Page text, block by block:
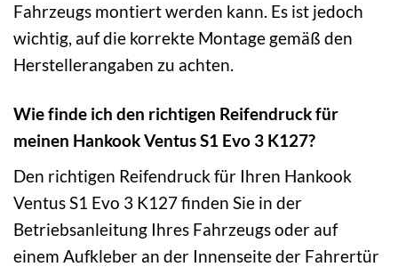
Fahrzeugs montiert werden kann. Es ist jedoch
wichtig, auf die korrekte Montage gemäß den
Herstellerangaben zu achten.
Wie finde ich den richtigen Reifendruck für
meinen Hankook Ventus S1 Evo 3 K127?
Den richtigen Reifendruck für Ihren Hankook
Ventus S1 Evo 3 K127 finden Sie in der
Betriebsanleitung Ihres Fahrzeugs oder auf
einem Aufkleber an der Innenseite der Fahrertür